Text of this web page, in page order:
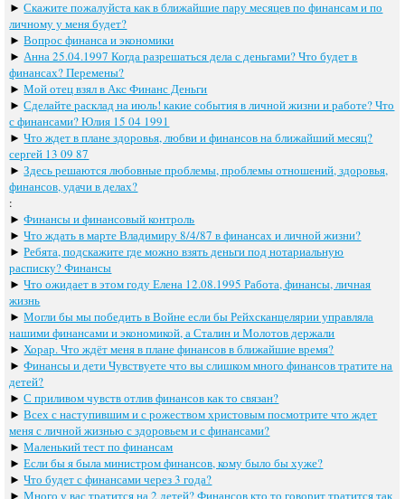
►Скажите пожалуйста как в ближайшие пару месяцев по финансам и по
личному у меня будет?
►Вопрос финанса и экономики
► Анна 25.04.1997 Когда разрешаться дела с деньгами? Что будет в
финансах? Перемены?
►Мой отец взял в Акс Финанс Деньги
►Сделайте расклад на июль! какие события в личной жизни и работе? Что
с финансами? Юлия 15 04 1991
►Что ждет в плане здоровья, любви и финансов на ближайший месяц?
сергей 13 09 87
►Здесь решаются любовные проблемы, проблемы отношений, здоровья,
финансов, удачи в делах?
:
►Финансы и финансовый контроль
►Что ждать в марте Владимиру 8/4/87 в финансах и личной жизни?
►Ребята, подскажите где можно взять деньги под нотариальную
расписку? Финансы
►Что ожидает в этом году Елена 12.08.1995 Работа, финансы, личная
жизнь
►Могли бы мы победить в Войне если бы Рейхсканцелярии управляла
нашими финансами и экономикой, а Сталин и Молотов держали
►Хорар. Что ждёт меня в плане финансов в ближайшие время?
►Финансы и дети Чувствуете что вы слишком много финансов тратите на
детей?
►С приливом чувств отлив финансов как то связан?
►Всех с наступившим и с рожеством христовым посмотрите что ждет
меня с личной жизнью с здоровьем и с финансами?
►Маленький тест по финансам
►Если бы я была министром финансов, кому было бы хуже?
►Что будет с финансами через 3 года?
►Много у вас тратится на 2 детей? Финансов кто то говорит тратится так